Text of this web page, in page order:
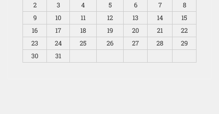
2
3 4 5 6 7
8
9
10 11 12 13 14
15
16
17 18 19 20 21
22
23
24 25 26 27 28
29
30
31